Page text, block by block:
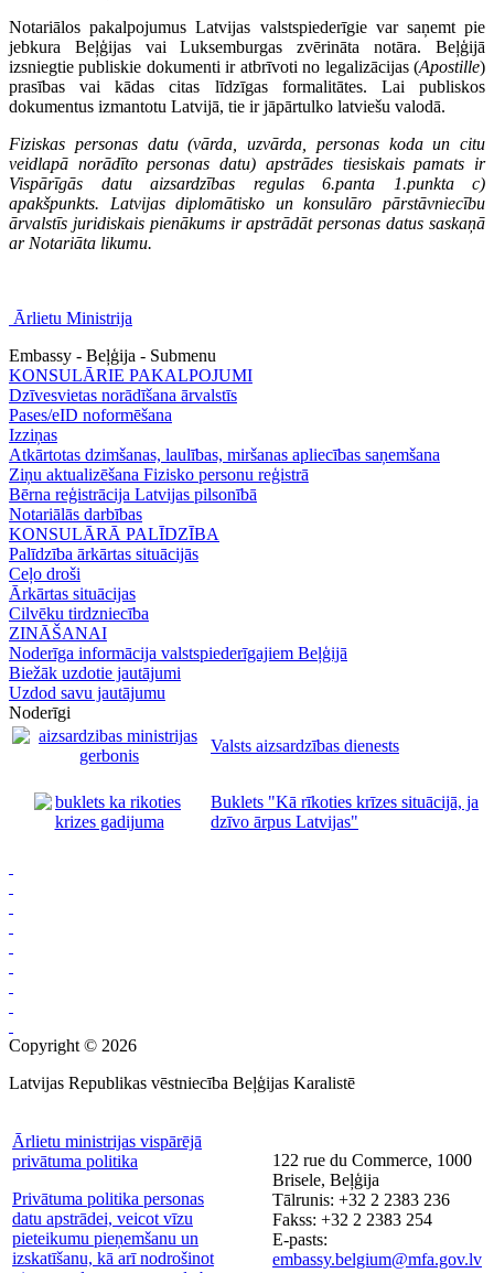
Notariālos pakalpojumus Latvijas valstspiederīgie var saņemt pie
jebkura Beļģijas vai Luksemburgas zvērināta notāra. Beļģijā
izsniegtie publiskie dokumenti ir atbrīvoti no legalizācijas (Apostille)
prasības vai kādas citas līdzīgas formalitātes. Lai publiskos
dokumentus izmantotu Latvijā, tie ir jāpārtulko latviešu valodā.
Fiziskas personas datu (vārda, uzvārda, personas koda un citu
veidlapā norādīto personas datu) apstrādes tiesiskais pamats ir
Vispārīgās datu aizsardzības regulas 6.panta 1.punkta c)
apakšpunkts. Latvijas diplomātisko un konsulāro pārstāvniecību
ārvalstīs juridiskais pienākums ir apstrādāt personas datus saskaņā
ar Notariāta likumu.
Ārlietu Ministrija
Embassy - Beļģija - Submenu
KONSULĀRIE PAKALPOJUMI
Dzīvesvietas norādīšana ārvalstīs
Pases/eID noformēšana
Izziņas
Atkārtotas dzimšanas, laulības, miršanas apliecības saņemšana
Ziņu aktualizēšana Fizisko personu reģistrā
Bērna reģistrācija Latvijas pilsonībā
Notariālās darbības
KONSULĀRĀ PALĪDZĪBA
Palīdzība ārkārtas situācijās
Ceļo droši
Ārkārtas situācijas
Cilvēku tirdzniecība
ZINĀŠANAI
Noderīga informācija valstspiederīgajiem Beļģijā
Biežāk uzdotie jautājumi
Uzdod savu jautājumu
Noderīgi
Valsts aizsardzības dienests
Buklets "Kā rīkoties krīzes situācijā, ja
dzīvo ārpus Latvijas"
Copyright © 2026
Latvijas Republikas vēstniecība Beļģijas Karalistē
Ārlietu ministrijas vispārējā
privātuma politika
Privātuma politika personas
datu apstrādei, veicot vīzu
pieteikumu pieņemšanu un
izskatīšanu, kā arī nodrošinot
122 rue du Commerce, 1000
Brisele, Beļģija
Tālrunis: +32 2 2383 236
Fakss: +32 2 2383 254
E-pasts:
embassy.belgium@mfa.gov.lv